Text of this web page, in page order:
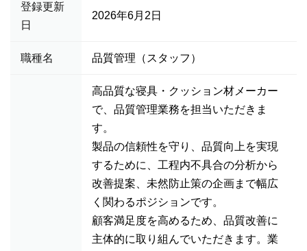
登録更新
日
2026年6月2日
職種名 品質管理（スタッフ）
高品質な寝具・クッション材メーカー
で、品質管理業務を担当いただきま
す。
製品の信頼性を守り、品質向上を実現
するために、工程内不具合の分析から
改善提案、未然防止策の企画まで幅広
く関わるポジションです。
顧客満足度を高めるため、品質改善に
主体的に取り組んでいただきます。業